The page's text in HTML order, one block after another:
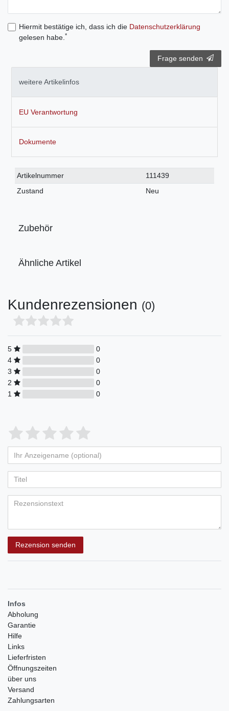
Hiermit bestätige ich, dass ich die Daten­schutz­erklärung
gelesen habe. *
Frage senden
weitere Artikelinfos
EU Verantwortung
Dokumente
Technisches
Merkmal
Wert
Artikelnummer
111439
Zustand
Neu
Zubehör
Ähnliche Artikel
Kundenrezensionen (0)
5
0
4
0
3
0
2
0
1
0
Bewertungssterne
von
5
Bewertungssternen
4
von
5
Bewertungssternen
3
von
5
Bewertungssternen
2
von
5
Bewertungssternen
1
von
5
Bewertungssternen
Anzeigename
(optional)
Rezension senden
Infos
Abholung
Garantie
Hilfe
Links
Lieferfristen
Öffnungszeiten
über uns
Versand
Zahlungsarten